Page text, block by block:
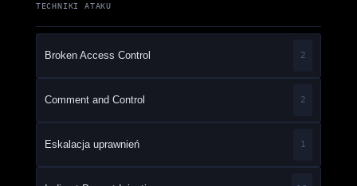
TECHNIKI ATAKU
Broken Access Control 2
Comment and Control 2
Eskalacja uprawnień 1